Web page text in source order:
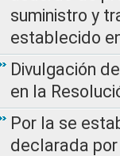
suministro y
establecido
Divulgación
en la
Por la se
declarada